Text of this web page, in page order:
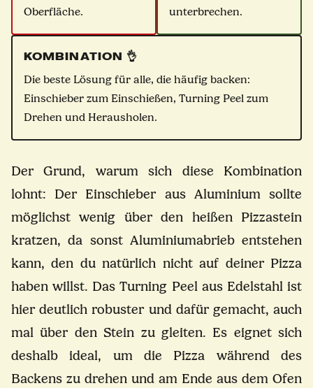
Oberfläche.
unterbrechen.
KOMBINATION 👌
Die beste Lösung für alle, die häufig backen:
Einschieber zum Einschießen, Turning Peel zum
Drehen und Herausholen.
Der Grund, warum sich diese Kombination
lohnt: Der Einschieber aus Aluminium sollte
möglichst wenig über den heißen Pizzastein
kratzen, da sonst Aluminiumabrieb entstehen
kann, den du natürlich nicht auf deiner Pizza
haben willst. Das Turning Peel aus Edelstahl ist
hier deutlich robuster und dafür gemacht, auch
mal über den Stein zu gleiten. Es eignet sich
deshalb ideal, um die Pizza während des
Backens zu drehen und am Ende aus dem Ofen